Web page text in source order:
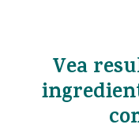
Vea